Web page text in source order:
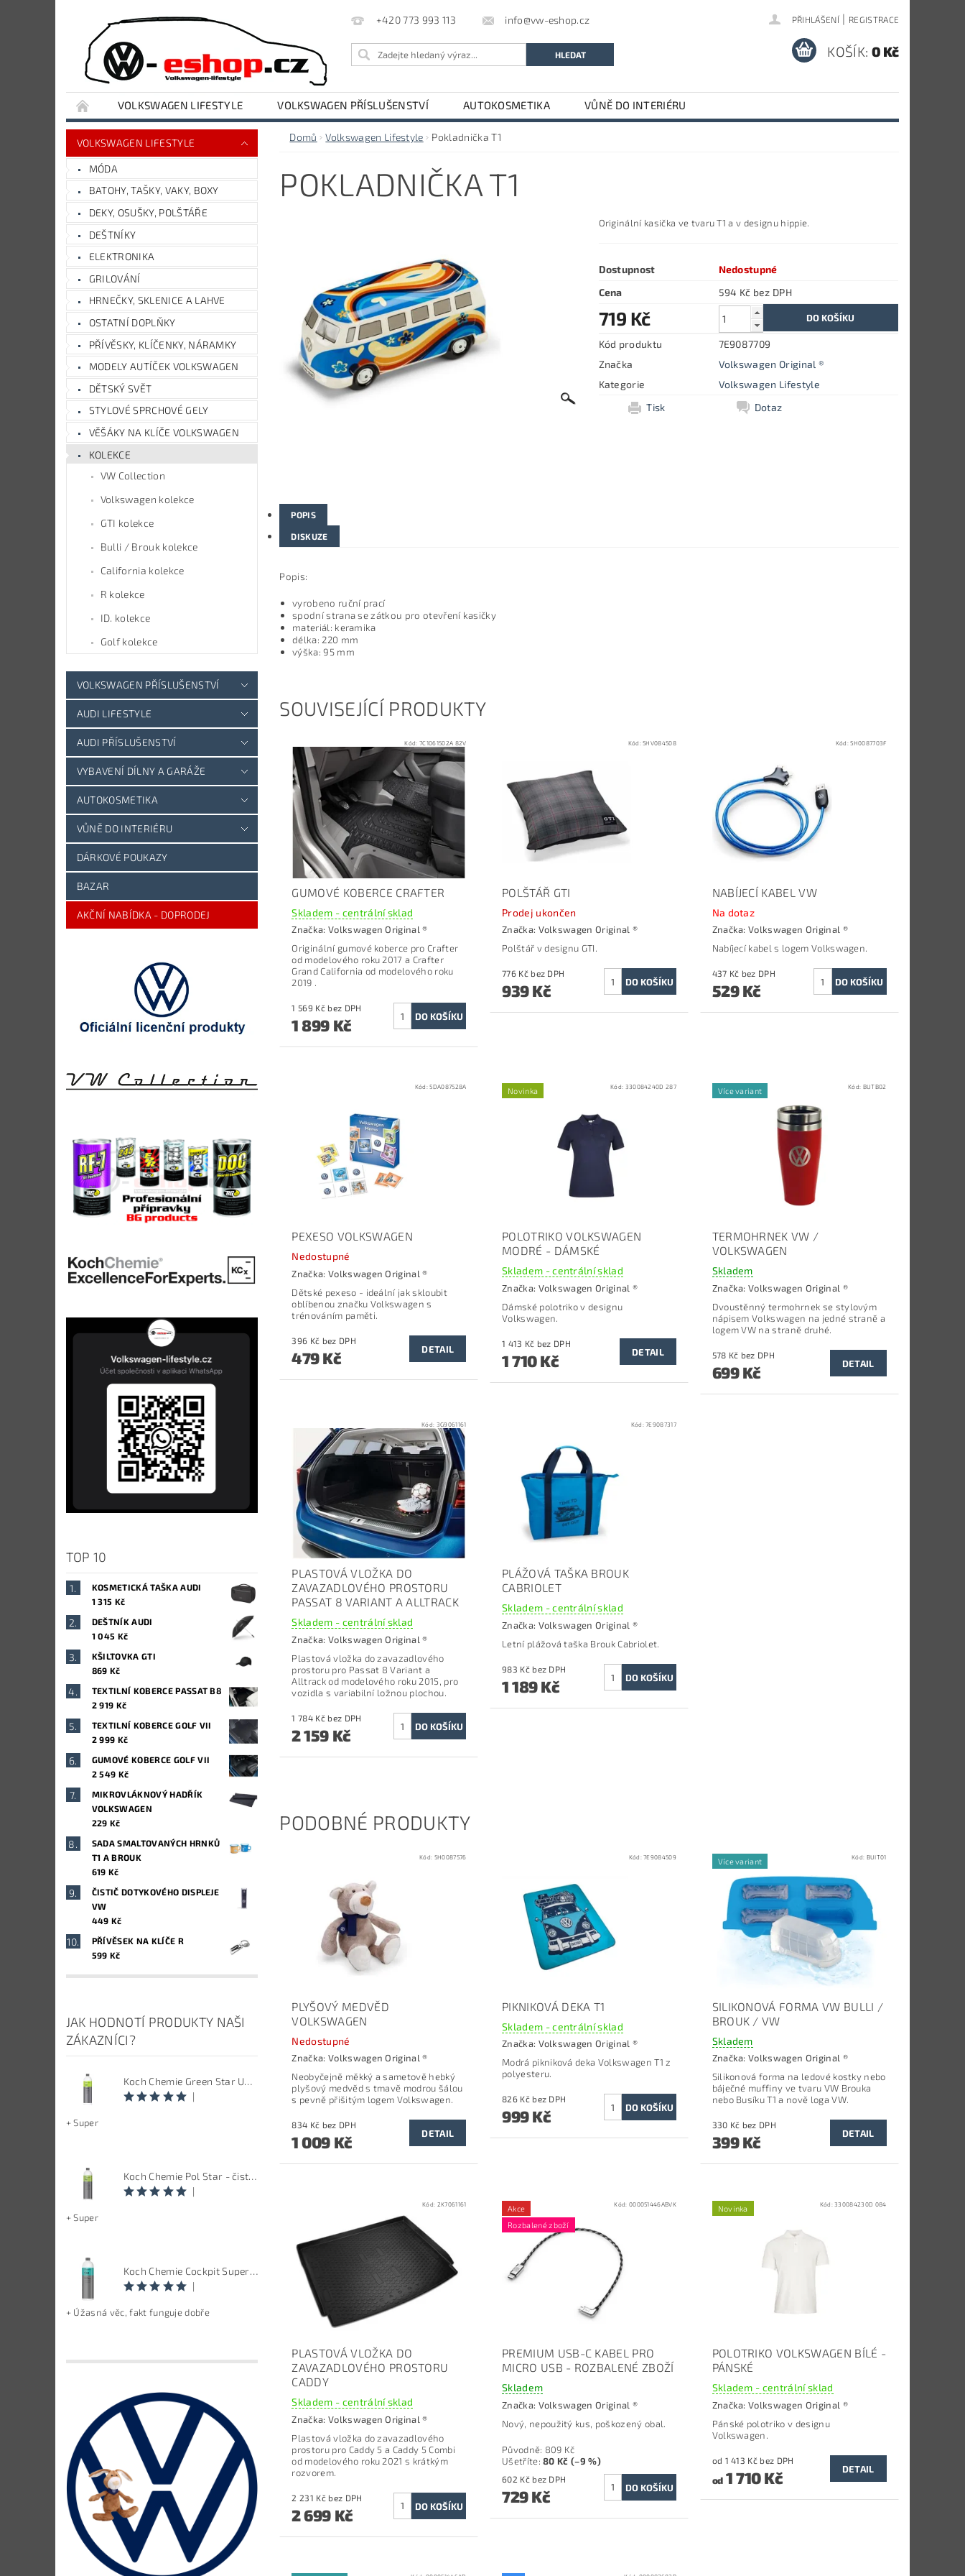
+420 773 993 113 info@vw-eshop.cz PŘIHLÁŠENÍ | REGISTRACE
KOŠÍK: 0 Kč
VOLKSWAGEN LIFESTYLE VOLKSWAGEN PŘÍSLUŠENSTVÍ AUTOKOSMETIKA
VŮNĚ DO INTERIÉRU
VYBAVENÍ DÍLNY A GARÁŽE
AUDI LIFESTYLE AUDI PŘÍSLUŠENSTVÍ
VOLKSWAGEN LIFESTYLE
MÓDA
BATOHY, TAŠKY, VAKY, BOXY
DEKY, OSUŠKY, POLŠTÁŘE
DEŠTNÍKY
ELEKTRONIKA
GRILOVÁNÍ
HRNEČKY, SKLENICE A LAHVE
OSTATNÍ DOPLŇKY
PŘÍVĚSKY, KLÍČENKY, NÁRAMKY
MODELY AUTÍČEK VOLKSWAGEN
DĚTSKÝ SVĚT
STYLOVÉ SPRCHOVÉ GELY
VĚŠÁKY NA KLÍČE VOLKSWAGEN
KOLEKCE
VW Collection
Volkswagen kolekce
GTI kolekce
Bulli / Brouk kolekce
California kolekce
R kolekce
ID. kolekce
Golf kolekce
VOLKSWAGEN PŘÍSLUŠENSTVÍ
AUDI LIFESTYLE
AUDI PŘÍSLUŠENSTVÍ
VYBAVENÍ DÍLNY A GARÁŽE
AUTOKOSMETIKA
VŮNĚ DO INTERIÉRU
DÁRKOVÉ POUKAZY
BAZAR
AKČNÍ NABÍDKA - DOPRODEJ
TOP 10
KOSMETICKÁ TAŠKA AUDI
1 315 Kč
DEŠTNÍK AUDI
1 045 Kč
KŠILTOVKA GTI
869 Kč
TEXTILNÍ KOBERCE PASSAT B8
2 919 Kč
TEXTILNÍ KOBERCE GOLF VII
2 999 Kč
GUMOVÉ KOBERCE GOLF VII
2 549 Kč
MIKROVLÁKNOVÝ HADŘÍK
VOLKSWAGEN
229 Kč
SADA SMALTOVANÝCH HRNKŮ
T1 A BROUK
619 Kč
ČISTIČ DOTYKOVÉHO DISPLEJE
VW
449 Kč
PŘÍVĚSEK NA KLÍČE R
599 Kč
JAK HODNOTÍ PRODUKTY NAŠI
ZÁKAZNÍCI?
Koch Chemie Green Star Univerzal - Univerzální čistič
|
+ Super
Koch Chemie Pol Star - čistič kůže, textilu a alcantary, objem 1 L
|
+ Super
Koch Chemie Cockpit Super Pflege - ošetření vnitřních plastů, objem: 1 L
|
+ Úžasná věc, fakt funguje dobře
Domů Volkswagen Lifestyle Pokladnička T1
POKLADNIČKA T1
Originální kasička ve tvaru T1 a v designu hippie.
Dostupnost
Nedostupné
Cena
594 Kč bez DPH
719 Kč
Kód produktu
7E9087709
Značka
Volkswagen Original ®
Kategorie
Volkswagen Lifestyle
Tisk
Dotaz
POPIS
DISKUZE
Popis:
vyrobeno ruční prací
spodní strana se zátkou pro otevření kasičky
materiál: keramika
délka: 220 mm
výška: 95 mm
SOUVISEJÍCÍ PRODUKTY
Kód: 7C1061502A 82V
GUMOVÉ KOBERCE CRAFTER
Skladem - centrální sklad
Značka: Volkswagen Original ®
Originální gumové koberce pro Crafter
od modelového roku 2017 a Crafter
Grand California od modelového roku
2019 .
1 569 Kč bez DPH
1 899 Kč
Kód:5HV084508
POLŠTÁŘ GTI
Prodej ukončen
Značka: Volkswagen Original ®
Polštář v designu GTI.
776 Kč bez DPH
939 Kč
Kód:5H0087703F
NABÍJECÍ KABEL VW
Na dotaz
Značka:Volkswagen Original ®
Nabíjecí kabel s logem Volkswagen.
437 Kč bez DPH
529 Kč
Kód:5DA087528A
PEXESO VOLKSWAGEN
Nedostupné
Značka: Volkswagen Original ®
Dětské pexeso - ideální jak skloubit
oblíbenou značku Volkswagen s
trénováním paměti.
396 Kč bez DPH
479 Kč DETAIL
Novinka Kód: 330084240D 287
POLOTRIKO VOLKSWAGEN
MODRÉ - DÁMSKÉ
Skladem - centrální sklad
Značka: Volkswagen Original ®
Dámské polotriko v designu
Volkswagen.
1 413 Kč bez DPH
1 710 Kč DETAIL
Více variant Kód: BUTB02
TERMOHRNEK VW /
VOLKSWAGEN
Skladem
Značka:Volkswagen Original ®
Dvoustěnný termohrnek se stylovým
nápisem Volkswagen na jedné straně a
logem VW na straně druhé.
578 Kč bez DPH
699 Kč DETAIL
Kód: 3G9061161
PLASTOVÁ VLOŽKA DO
ZAVAZADLOVÉHO PROSTORU
PASSAT 8 VARIANT A ALLTRACK
Skladem - centrální sklad
Značka: Volkswagen Original ®
Plastová vložka do zavazadlového
prostoru pro Passat 8 Variant a
Alltrack od modelového roku 2015, pro
vozidla s variabilní ložnou plochou.
1 784 Kč bez DPH
2 159 Kč
Kód:7E9087317
PLÁŽOVÁ TAŠKA BROUK
CABRIOLET
Skladem - centrální sklad
Značka: Volkswagen Original ®
Letní plážová taška Brouk Cabriolet.
983 Kč bez DPH
1 189 Kč
PODOBNÉ PRODUKTY
Kód: 5H0087576
PLYŠOVÝ MEDVĚD
VOLKSWAGEN
Nedostupné
Značka: Volkswagen Original ®
Neobyčejně měkký a sametově hebký
plyšový medvěd s tmavě modrou šálou
s pevně přišitým logem Volkswagen.
834 Kč bez DPH
1 009 Kč DETAIL
Kód:7E9084509
PIKNIKOVÁ DEKA T1
Skladem - centrální sklad
Značka: Volkswagen Original ®
Modrá pikniková deka Volkswagen T1 z
polyesteru.
826 Kč bez DPH
999 Kč
Více variant Kód: BUIT01
SILIKONOVÁ FORMA VW BULLI /
BROUK / VW
Skladem
Značka:Volkswagen Original ®
Silikonová forma na ledové kostky nebo
báječné muffiny ve tvaru VW Brouka
nebo Busíku T1 a nově loga VW.
330 Kč bez DPH
399 Kč DETAIL
Kód: 2K7061161
PLASTOVÁ VLOŽKA DO
ZAVAZADLOVÉHO PROSTORU
CADDY
Skladem - centrální sklad
Značka: Volkswagen Original ®
Plastová vložka do zavazadlového
prostoru pro Caddy 5 a Caddy 5 Combi
od modelového roku 2021 s krátkým
rozvorem.
2 231 Kč bez DPH
2 699 Kč
Akce
Rozbalené zboží
Kód: 000051446ABVK
PREMIUM USB-C KABEL PRO
MICRO USB - ROZBALENÉ ZBOŽÍ
Skladem
Značka: Volkswagen Original ®
Nový, nepoužitý kus, poškozený obal.
Původně: 809 Kč
Ušetříte:80 Kč (–9 %)
602 Kč bez DPH
729 Kč
Novinka Kód:330084230D 084
POLOTRIKO VOLKSWAGEN BÍLÉ -
PÁNSKÉ
Skladem - centrální sklad
Značka:Volkswagen Original ®
Pánské polotriko v designu
Volkswagen.
od 1 413 Kč bez DPH
od1 710 Kč DETAIL